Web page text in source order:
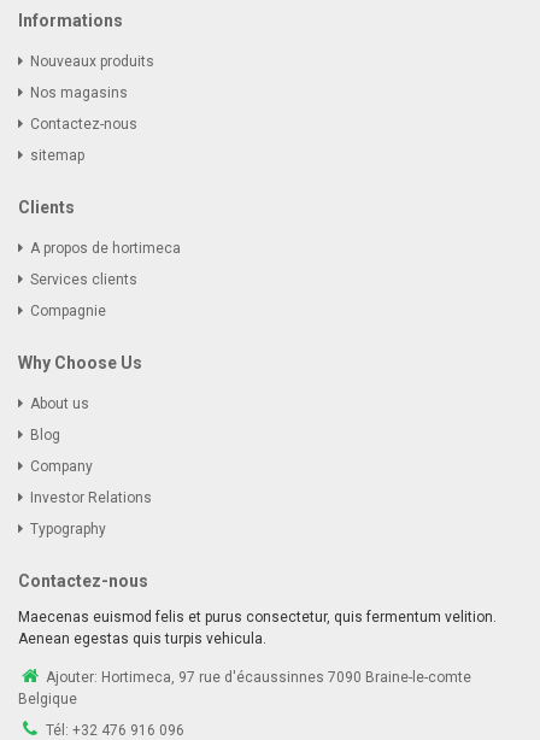
Informations
Nouveaux produits
Nos magasins
Contactez-nous
sitemap
Clients
A propos de hortimeca
Services clients
Compagnie
Why Choose Us
About us
Blog
Company
Investor Relations
Typography
Contactez-nous
Maecenas euismod felis et purus consectetur, quis fermentum velition.
Aenean egestas quis turpis vehicula.
Ajouter: Hortimeca, 97 rue d'écaussinnes 7090 Braine-le-comte
Belgique
Tél: +32 476 916 096